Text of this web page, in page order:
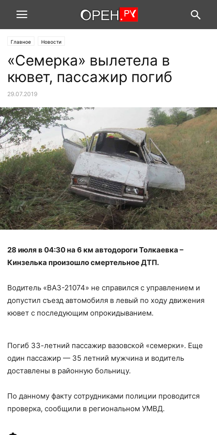
Главное Новости
«Семерка» вылетела в
кювет, пассажир погиб
29.07.2019
28 июля в 04:30 на 6 км автодороги Толкаевка –
Кинзелька произошло смертельное ДТП.
Водитель «ВАЗ-21074» не справился с управлением и
допустил съезд автомобиля в левый по ходу движения
кювет с последующим опрокидыванием.
Погиб 33-летний пассажир вазовской «семерки». Еще
один пассажир — 35 летний мужчина и водитель
доставлены в районную больницу.
По данному факту сотрудниками полиции проводится
проверка, сообщили в региональном УМВД.